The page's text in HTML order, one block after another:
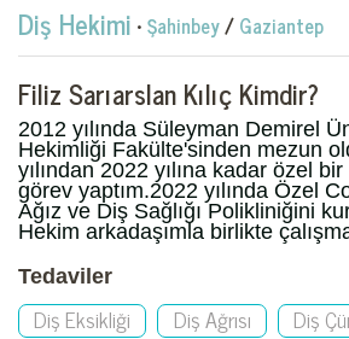
Diş Hekimi •Şahinbey/Gaziantep
Filiz Sarıarslan Kılıç Kimdir?
2012 yılında Süleyman Demirel
Hekimliği Fakülte'sinden mezun
yılından 2022 yılına kadar özel
görev yaptım.2022 yılında Özel
Ağız ve Diş Sağlığı Polikliniğini
Hekim arkadaşımla birlikte
Tedaviler
Diş Eksikliği Diş Ağrısı
Diş